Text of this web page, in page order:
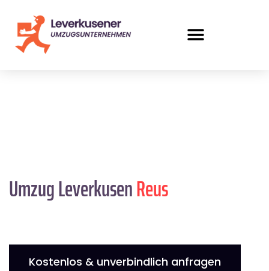
Umzug LeverkusenReus
Kostenlos & unverbindlich anfragen